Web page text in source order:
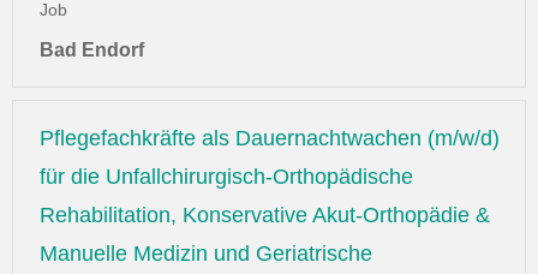
Job
Bad Endorf
Pflegefachkräfte als Dauernachtwachen (m/w/d)
für die Unfallchirurgisch-Orthopädische
Rehabilitation, Konservative Akut-Orthopädie &
Manuelle Medizin und Geriatrische